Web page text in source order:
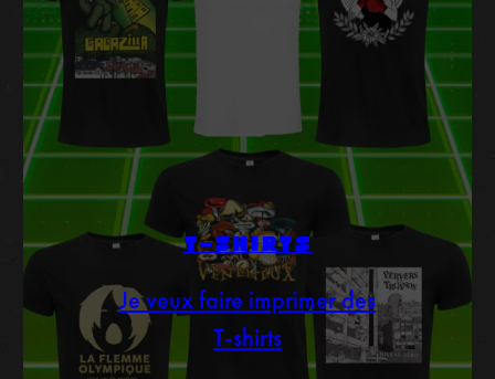
T-SHIRTS
Je veux faire imprimer des
T-shirts